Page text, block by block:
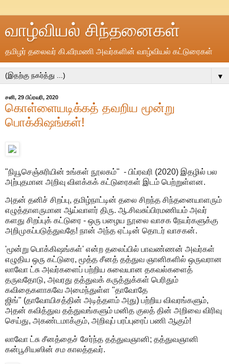
வாழ்வியல் சிந்தனைகள்
தமிழர் தலைவர் கி.வீரமணி அவர்களின் வாழ்வியல் கட்டுரைகள்
▼
சனி, 29 பிப்ரவரி, 2020
கொள்ளையடிக்கத் தவறிய மூன்று
பொக்கிஷங்கள்!
"நியூசெஞ்சுரியின் உங்கள் நூலகம்" - பிப்ரவரி (2020) இதழில் பல
அற்புதமான அறிவு விளக்கக் கட்டுரைகள் இடம் பெற்றுள்ளன.
அதன் தனிச் சிறப்பு, தமிழ்நாட்டின் தலை சிறந்த சிந்தனையாளரும்
எழுத்தாளருமான ஆய்வாளர் திரு. ஆ.சிவசுப்பிரமணியம் அவர்
களது சிறப்புக் கட்டுரை - ஒரு பழைய நூலை வாசக நேயர்களுக்கு
அறிமுகப்படுத்துவதே! நான் அந்த ஏட்டின் தொடர் வாசகன்.
'மூன்று பொக்கிஷங்கள்' என்ற தலைப்பில் பாவண்ணன் அவர்கள்
எழுதிய ஒரு கட்டுரை, மூத்த சீனத் தத்துவ ஞானிகளில் ஒருவரான
லாவோ ட்சு அவர்களைப் பற்றிய சுவையான தகவல்களைத்
தருவதோடு, அவரது தத்துவக் கருத்துக்கள் பெரிதும்
கவிதைகளாகவே அமைந்துள்ள "தாவோதே
ஜிங்" (தாவோயிசத்தின் அடித்தளம் அது) பற்றிய விவரங்களும்,
அதன் கவித்துவ தத்துவங்களும் மனித குலத் தின் அறிவை விரிவு
செய்து, அகண்டமாக்கும், அறிவுப் பரப்புரைப் பணி ஆகும்!
லாவோ ட்சு சீனத்தைச் சேர்ந்த தத்துவஞானி; தத்துவஞானி
கன்பூசியஸின் சம காலத்தவர்.